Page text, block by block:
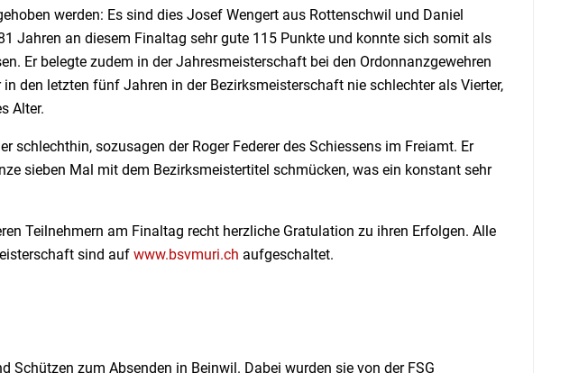
werden: Es sind dies Josef Wengert aus Rottenschwil und Daniel
Jahren an diesem Finaltag sehr gute 115 Punkte und konnte sich somit als
Er belegte zudem in der Jahresmeisterschaft bei den Ordonnanzgewehren
den letzten fünf Jahren in der Bezirksmeisterschaft nie schlechter als Vierter,
Alter.
schlechthin, sozusagen der Roger Federer des Schiessens im Freiamt. Er
sieben Mal mit dem Bezirksmeistertitel schmücken, was ein konstant sehr
Teilnehmern am Finaltag recht herzliche Gratulation zu ihren Erfolgen. Alle
sind auf www.bsvmuri.ch aufgeschaltet.
Schützen zum Absenden in Beinwil. Dabei wurden sie von der FSG